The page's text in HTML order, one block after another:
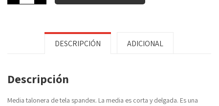
DESCRIPCIÓN ADICIONAL
Descripción
Media talonera de tela spandex. La media es corta y delgada. Es una